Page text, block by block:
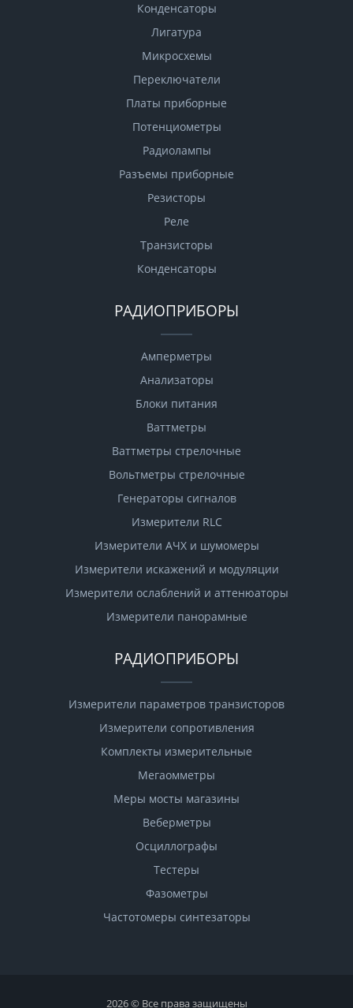
Конденсаторы
Лигатура
Микросхемы
Переключатели
Платы приборные
Потенциометры
Радиолампы
Разъемы приборные
Резисторы
Реле
Транзисторы
Конденсаторы
РАДИОПРИБОРЫ
Амперметры
Анализаторы
Блоки питания
Ваттметры
Ваттметры стрелочные
Вольтметры стрелочные
Генераторы сигналов
Измерители RLC
Измерители АЧХ и шумомеры
Измерители искажений и модуляции
Измерители ослаблений и аттенюаторы
Измерители панорамные
РАДИОПРИБОРЫ
Измерители параметров транзисторов
Измерители сопротивления
Комплекты измерительные
Мегаомметры
Меры мосты магазины
Веберметры
Осциллографы
Тестеры
Фазометры
Чаcтотомеры синтезаторы
2026 © Все права защищены